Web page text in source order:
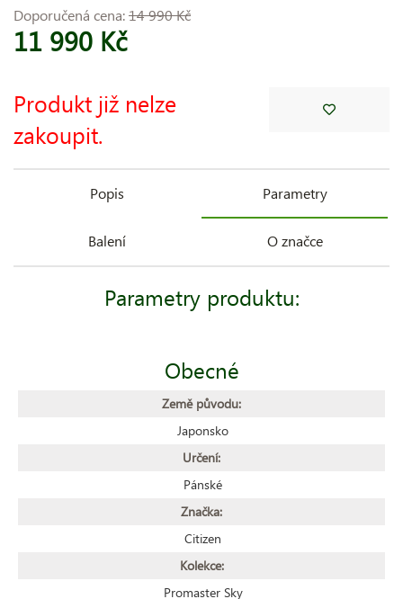
Doporučená cena:14 990 Kč
11 990 Kč
Produkt již nelze
zakoupit.
Popis Parametry
Balení O značce
Parametry produktu:
Obecné
Země původu:
Japonsko
Určení:
Pánské
Značka:
Citizen
Kolekce:
Promaster Sky